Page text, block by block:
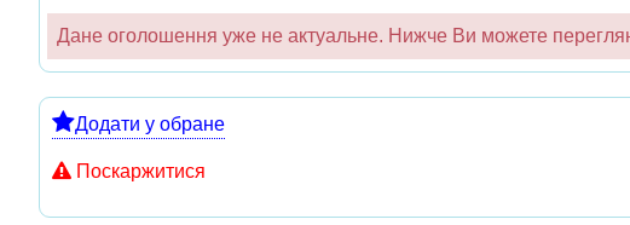
Дане оголошення уже не актуальне. Нижче Ви можете
Додати у обране
Поскаржитися